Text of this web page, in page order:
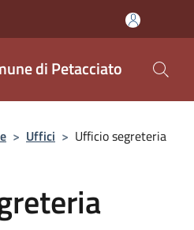
di Petacciato
> Uffici > Ufficio segreteria